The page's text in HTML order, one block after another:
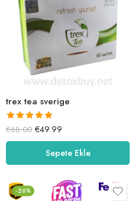
trex tea sverige
5 üzerinden
5.00oy aldı
€68.00 €49.99
Sepete Ekle
-26%